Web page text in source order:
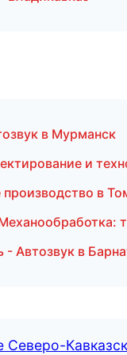
в Мурманск
и
в
- Автозвук в
Северо-